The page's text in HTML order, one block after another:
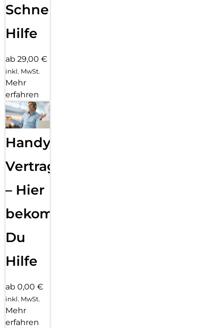
Schnelle
Hilfe
ab 29,00 €
inkl. MwSt.
Mehr
erfahren
Handy
Vertragsabwicklung
– Hier
bekommst
Du
Hilfe
ab 0,00 €
inkl. MwSt.
Mehr
erfahren